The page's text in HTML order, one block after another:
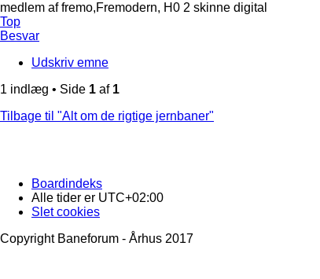
medlem af fremo,Fremodern, H0 2 skinne digital
Top
Besvar
Udskriv emne
1 indlæg • Side 1 af 1
Tilbage til "Alt om de rigtige jernbaner"
Boardindeks
Alle tider er UTC+02:00
Slet cookies
Copyright Baneforum - Århus 2017